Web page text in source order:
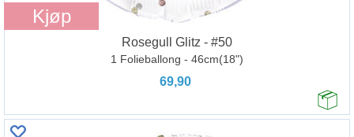
Kjøp
Rosegull Glitz - #50
1 Folieballong - 46cm(18")
69,90